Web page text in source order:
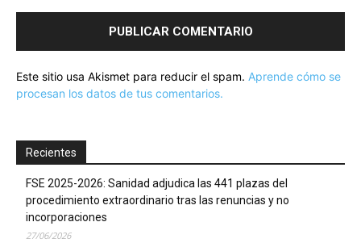
Este sitio usa Akismet para reducir el spam. Aprende cómo se
procesan los datos de tus comentarios.
Recientes
FSE 2025-2026: Sanidad adjudica las 441 plazas del
procedimiento extraordinario tras las renuncias y no
incorporaciones
27/06/2026